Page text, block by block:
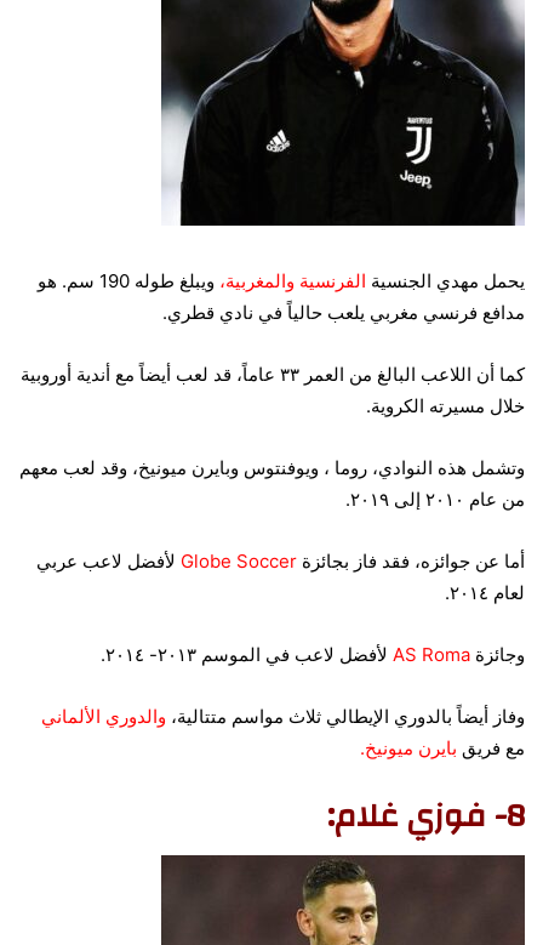
يحمل مهدي الجنسية الفرنسية والمغربية،
ويبلغ طوله 190 سم. هو
مدافع فرنسي مغربي يلعب حالياً في نادي قطري.
كما أن اللاعب البالغ من العمر ٣٣ عاماً، قد لعب أيضاً مع أندية أوروبية
خلال مسيرته الكروية.
وتشمل هذه النوادي، روما ، ويوفنتوس وبايرن ميونيخ، وقد لعب معهم
من عام ٢٠١٠ إلى ٢٠١٩.
أما عن جوائزه، فقد فاز بجائزة Globe Soccer لأفضل لاعب عربي
لعام ٢٠١٤.
وجائزة AS Roma لأفضل لاعب في الموسم ٢٠١٣- ٢٠١٤.
وفاز أيضاً بالدوري الإيطالي ثلاث مواسم متتالية، والدوري الألماني
مع فريق بايرن ميونيخ.
8- فوزي غلام: